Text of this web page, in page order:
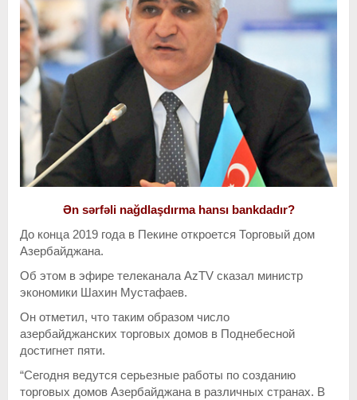
Ən sərfəli nağdlaşdırma hansı bankdadır?
До конца 2019 года в Пекине откроется Торговый дом
Азербайджана.
Об этом в эфире телеканала AzTV сказал министр
экономики Шахин Мустафаев.
Он отметил, что таким образом число
азербайджанских торговых домов в Поднебесной
достигнет пяти.
“Сегодня ведутся серьезные работы по созданию
торговых домов Азербайджана в различных странах. В